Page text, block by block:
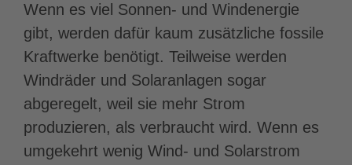
Wenn es viel Sonnen- und Windenergie
gibt, werden dafür kaum zusätzliche fossile
Kraftwerke benötigt. Teilweise werden
Windräder und Solaranlagen sogar
abgeregelt, weil sie mehr Strom
produzieren, als verbraucht wird. Wenn es
umgekehrt wenig Wind- und Solarstrom